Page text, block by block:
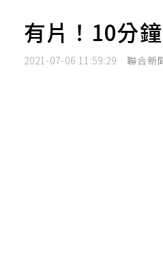
有片！10分
2021-07-06 11:59:29 聯合新